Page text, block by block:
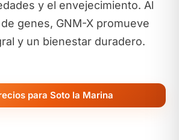
y el envejecimiento. Al
genes, GNM-X promueve
y un bienestar duradero.
para Soto la Marina